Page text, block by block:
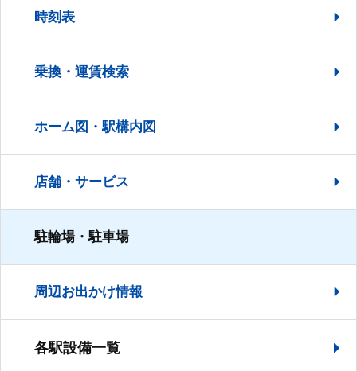
時刻表
乗換・運賃検索
ホーム図・駅構内図
店舗・サービス
駐輪場・駐車場
周辺お出かけ情報
各駅設備一覧